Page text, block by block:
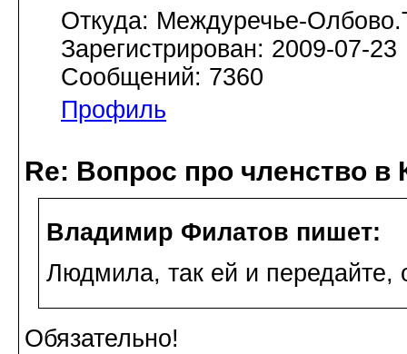
Откуда: Междуречье-
Зарегистрирован: 2009-07-23
Сообщений: 7360
Профиль
Re: Вопрос про членство в
Владимир Филатов пишет:
Людмила, так ей и передайте,
Обязательно!